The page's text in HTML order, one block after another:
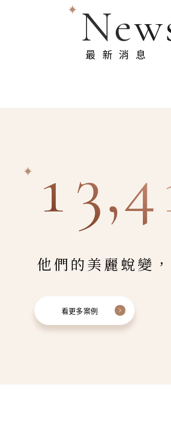
最新消息
他們的美麗蛻變
看更多案例